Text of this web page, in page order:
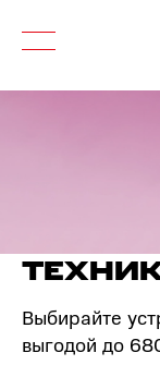
Выбирайте
выгодой до